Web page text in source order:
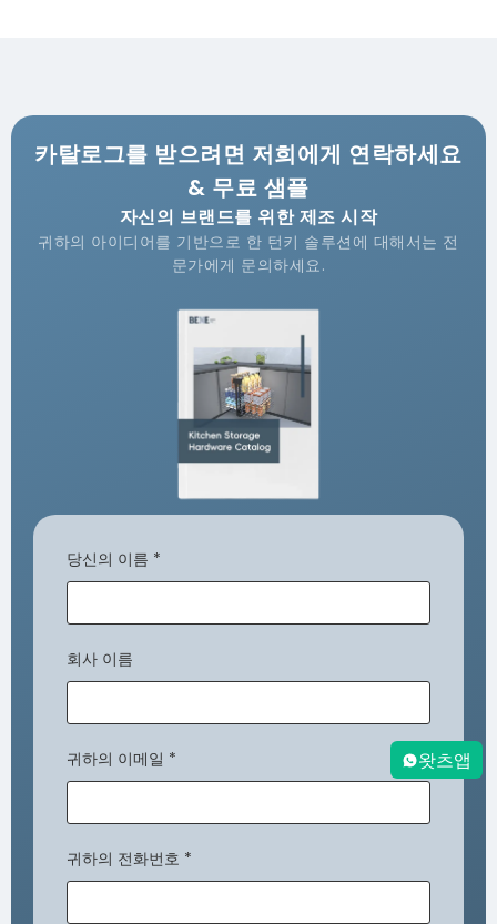
카탈로그를 받으려면 저희에게 연락하세요
& 무료 샘플
자신의 브랜드를 위한 제조 시작
귀하의 아이디어를 기반으로 한 턴키 솔루션에 대해서는 전
문가에게 문의하세요.
당신의 이름 *
회사 이름
귀하의 이메일 *
귀하의 전화번호 *
왓츠앱